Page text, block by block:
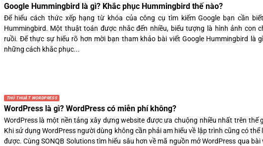
Google Hummingbird là gì? Khắc phục Hummingbird thế nào?
Để hiểu cách thức xếp hạng từ khóa của công cụ tìm kiếm Google bạn cần
Hummingbird. Một thuật toán được nhắc đến nhiều, biểu tượng là hình ảnh con
ruồi. Để thực sự hiểu rõ hơn mời bạn tham khảo bài viết Google Hummingbird là
những cách khắc phục...
THỦ THUẬT WORDPRESS
WordPress là gì? WordPress có miễn phí không?
WordPress là một nền tảng xây dựng website được ưa chuộng nhiều nhất trên thế
Khi sử dụng WordPress người dùng không cần phải am hiểu về lập trình cũng có thể
được. Cùng SONQB Solutions tìm hiểu sâu hơn về mã nguồn mở WordPress qua bài